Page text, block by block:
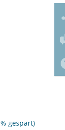
gespart)